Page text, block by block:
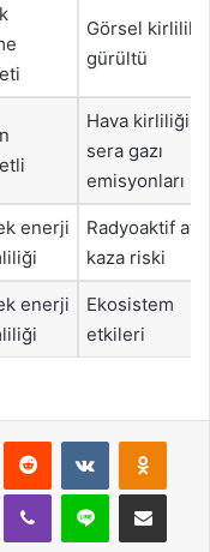
Görsel kirlilik,
gürültü
Hava kirliliği,
sera gazı
emisyonları
enerji
Radyoaktif
kaza riski
enerji
Ekosistem
etkileri
Reddit VKontakte
Viber Line E-Posta ile